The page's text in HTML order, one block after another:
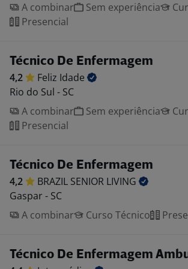
A combinar
Sem experiência
Presencial
Técnico De Enfermagem
4,2 Feliz Idade
Rio do Sul - SC
A combinar
Sem experiência
Presencial
Técnico De Enfermagem
4,2 BRAZIL SENIOR LIVING
Gaspar - SC
A combinar
Curso Técnico
Técnico De Enfermagem